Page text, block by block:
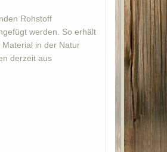
Rohstoff
werden. So erhält
in der Natur
derzeit aus